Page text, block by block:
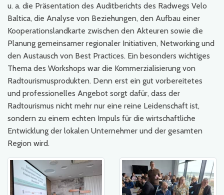
u. a. die Präsentation des Auditberichts des Radwegs Velo
Baltica, die Analyse von Beziehungen, den Aufbau einer
Kooperationslandkarte zwischen den Akteuren sowie die
Planung gemeinsamer regionaler Initiativen, Networking und
den Austausch von Best Practices. Ein besonders wichtiges
Thema des Workshops war die Kommerzialisierung von
Radtourismusprodukten. Denn erst ein gut vorbereitetes
und professionelles Angebot sorgt dafür, dass der
Radtourismus nicht mehr nur eine reine Leidenschaft ist,
sondern zu einem echten Impuls für die wirtschaftliche
Entwicklung der lokalen Unternehmer und der gesamten
Region wird.